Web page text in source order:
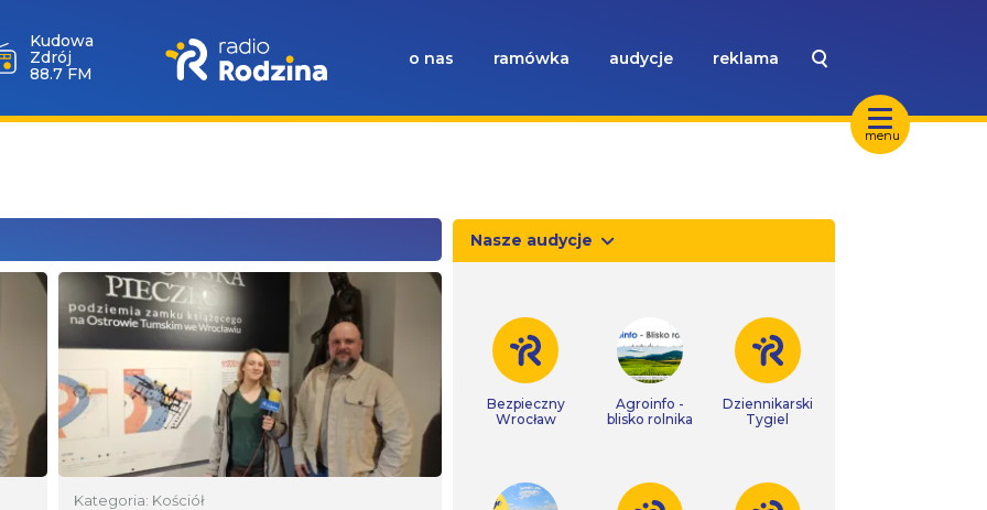
menu
Kudowa
Zdrój
88.7 FM
o nas ramówka audycje reklama
Kategoria: Kościół
Nasze audycje
Bezpieczny
Wrocław
Agroinfo -
blisko rolnika
Dziennikarski
Tygiel